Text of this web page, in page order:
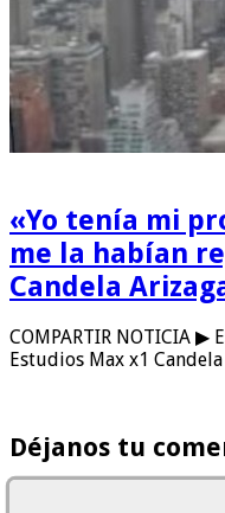
«Yo tenía mi
me la habían
Candela
COMPARTIR NOTICIA ▶
Estudios Max x1
Déjanos tu